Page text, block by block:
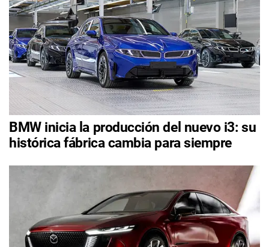
BMW inicia la producción del nuevo i3: su
histórica fábrica cambia para siempre